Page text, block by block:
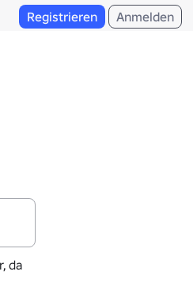
Registrieren Anmelden
da